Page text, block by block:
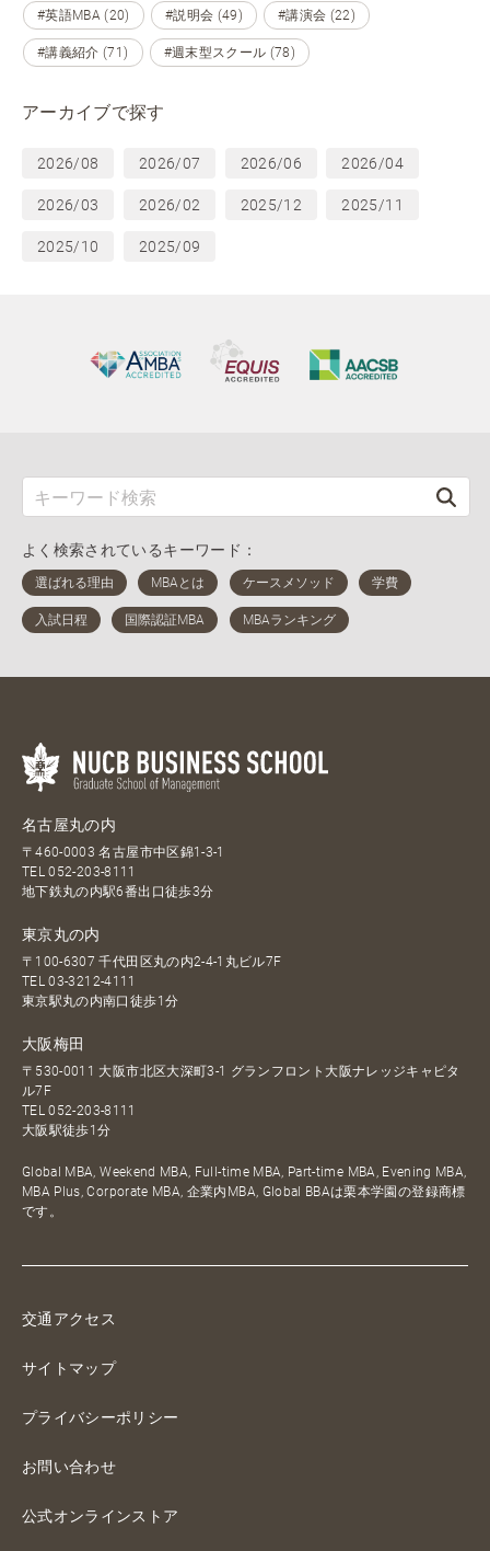
#英語MBA (20) #説明会 (49) #講演会 (22)
#講義紹介 (71) #週末型スクール (78)
アーカイブで探す
2026/08 2026/07 2026/06 2026/04
2026/03 2026/02 2025/12 2025/11
2025/10 2025/09
よく検索されているキーワード：
名古屋丸の内
〒460-0003 名古屋市中区錦1-3-1
TEL052-203-8111
地下鉄丸の内駅6番出口徒歩3分
東京丸の内
〒100-6307 千代田区丸の内2-4-1丸ビル7F
TEL03-3212-4111
東京駅丸の内南口徒歩1分
大阪梅田
〒530-0011 大阪市北区大深町3-1 グランフロント大阪ナレッジキャピタ
ル7F
TEL052-203-8111
大阪駅徒歩1分
Global MBA, Weekend MBA, Full-time MBA, Part-time MBA, Evening MBA,
MBA Plus, Corporate MBA, 企業内MBA, Global BBAは栗本学園の登録商標
です。
交通アクセス
サイトマップ
プライバシーポリシー
お問い合わせ
公式オンラインストア